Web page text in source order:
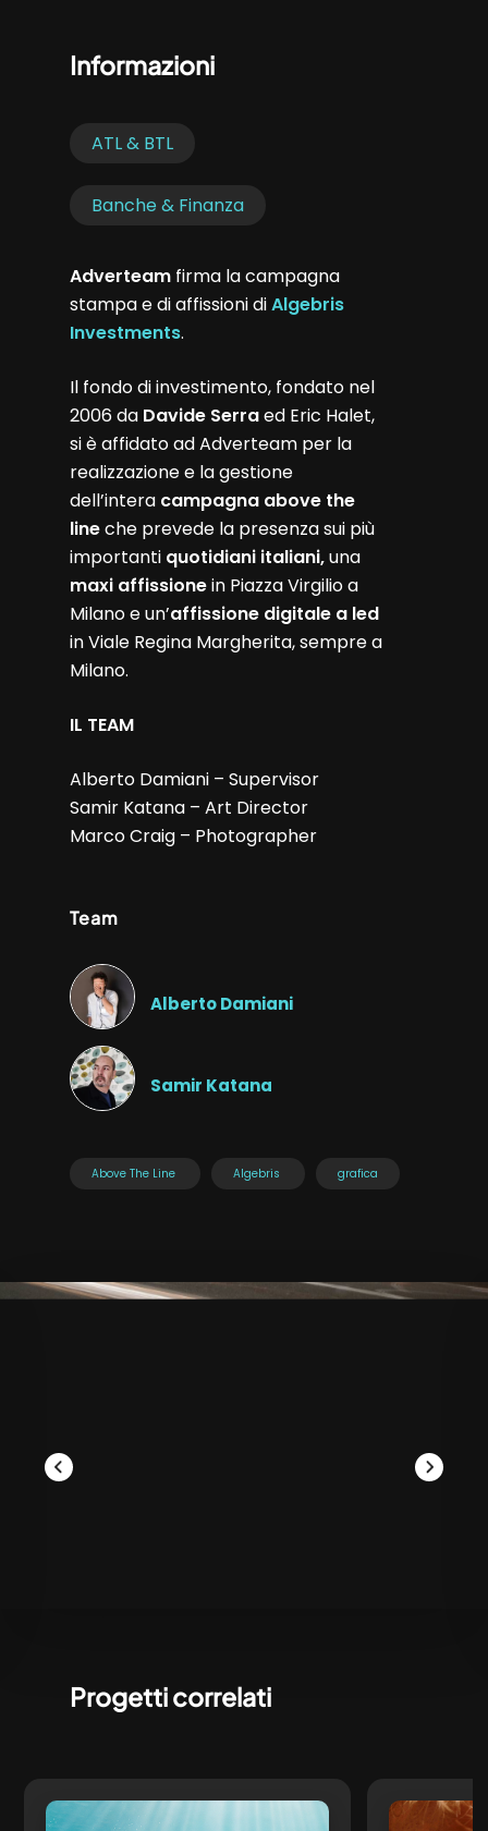
Informazioni
ATL & BTL
Banche & Finanza
Adverteam firma la campagna
stampa e di affissioni diAlgebris
Investments.
Il fondo di investimento, fondato nel
2006 da Davide Serraed Eric Halet,
si è affidato ad Adverteam per la
realizzazione e la gestione
dell’intera campagna above the
lineche prevede la presenza sui più
importanti quotidiani italiani,una
maxi affissionein Piazza Virgilio a
Milano e un’affissione digitale a led
in Viale Regina Margherita, sempre a
Milano.
IL TEAM
Alberto Damiani – Supervisor
Samir Katana – Art Director
Marco Craig – Photographer
Team
Alberto Damiani
Samir Katana
Above The Line Algebris grafica
Progetti correlati